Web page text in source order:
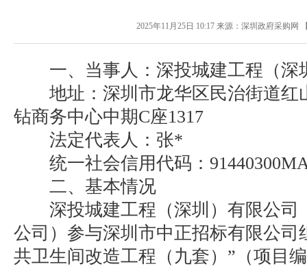
2025年11月25日 10:17来源： 深圳政府采购网
一、当事人：深投城建工程（深
地址：深圳市龙华区民治街道红
钻商务中心中期C座1317
法定代表人：张*
统一社会信用代码：
二、基本情况
深投城建工程（深圳）有限公司
公司）参与深圳市中正招标有限公司
共卫生间改造工程（九套）”（项目